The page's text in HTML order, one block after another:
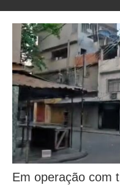
Em operação com